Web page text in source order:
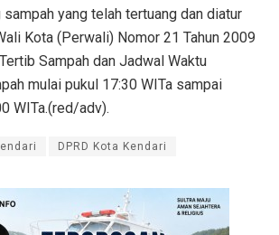
yang telah tertuang dan diatur
Kota (Perwali) Nomor 21 Tahun 2009
Sampah dan Jadwal Waktu
mulai pukul 17:30 WITa sampai
WITa.(red/adv).
DPRD Kota Kendari